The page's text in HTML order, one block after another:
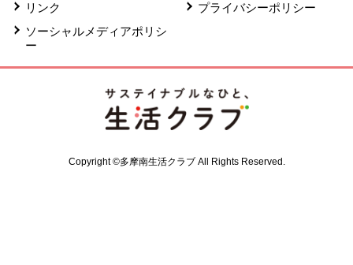
リンク
プライバシーポリシー
ソーシャルメディアポリシ
ー
Copyright ©多摩南生活クラブ All Rights Reserved.